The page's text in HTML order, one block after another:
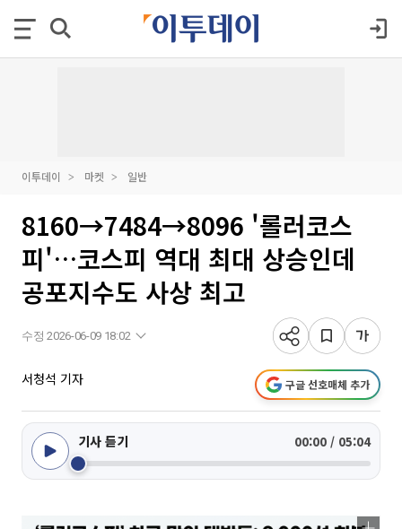
이투데이 마켓 일반
8160→7484→8096 '롤러코스
피'…코스피 역대 최대 상승인데
공포지수도 사상 최고
수정 2026-06-09 18:02
서청석 기자 구글 선호매체 추가
기사 듣기 00:00 / 05:04